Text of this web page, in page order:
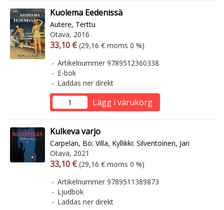
Kuolema Eedenissä
Autere, Terttu
Otava, 2016
Arvonlisäverollinen hinta
33,10 € Arvonlisäveroton hinta
(29,16 € moms 0 %)
Artikelnummer 9789512360338
E-bok
Laddas ner direkt
Lägg i varukorg
Kulkeva varjo
Carpelan, Bo; Villa, Kyllikki; Silventoinen, Jari
Otava, 2021
Arvonlisäverollinen hinta
33,10 € Arvonlisäveroton hinta
(29,16 € moms 0 %)
Artikelnummer 9789511389873
Ljudbok
Laddas ner direkt